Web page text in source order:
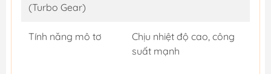
(Turbo Gear)
Tính năng mô tơ
Chịu nhiệt độ cao, công
suất mạnh